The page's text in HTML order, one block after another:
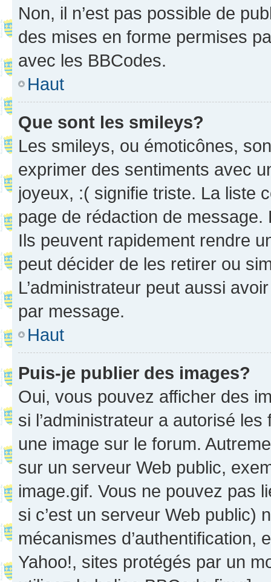
Non, il n’est pas possible de
des mises en forme permises
avec les BBCodes.
Haut
Que sont les smileys?
Les smileys, ou émoticônes,
exprimer des sentiments avec
joyeux, :( signifie triste. La liste
page de rédaction de
Ils peuvent rapidement rendre
peut décider de les retirer ou
L’administrateur peut aussi
par message.
Haut
Puis-je publier des images?
Oui, vous pouvez afficher des
si l’administrateur a autorisé
une image sur le forum.
sur un serveur Web public,
image.gif. Vous ne pouvez pas
si c’est un serveur Web public)
mécanismes d’authentification,
Yahoo!, sites protégés par un